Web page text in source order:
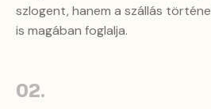
szlogent, hanem a szállás
is magában foglalja.
02.